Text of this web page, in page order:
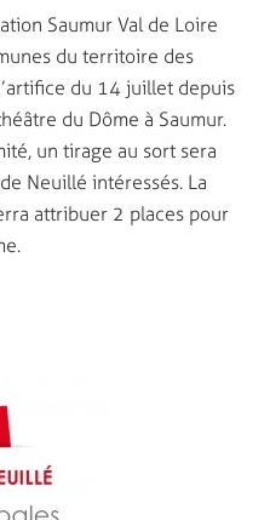
Saumur Val de Loire
du territoire des
du 14 juillet depuis
du Dôme à Saumur.
un tirage au sort sera
Neuillé intéressés. La
attribuer 2 places pour